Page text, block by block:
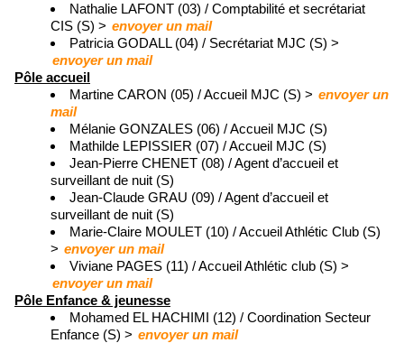
Nathalie LAFONT (03) / Comptabilité et secrétariat
CIS (S) > envoyer un mail
Patricia GODALL (04) / Secrétariat MJC (S) >
envoyer un mail
Pôle accueil
Martine CARON (05) / Accueil MJC (S) > envoyer un
mail
Mélanie GONZALES (06) / Accueil MJC (S)
Mathilde LEPISSIER (07) / Accueil MJC (S)
Jean-Pierre CHENET (08) / Agent d’accueil et
surveillant de nuit (S)
Jean-Claude GRAU (09) / Agent d’accueil et
surveillant de nuit (S)
Marie-Claire MOULET (10) / Accueil Athlétic Club (S)
> envoyer un mail
Viviane PAGES (11) / Accueil Athlétic club (S) >
envoyer un mail
Pôle Enfance & jeunesse
Mohamed EL HACHIMI (12) / Coordination Secteur
Enfance (S) > envoyer un mail